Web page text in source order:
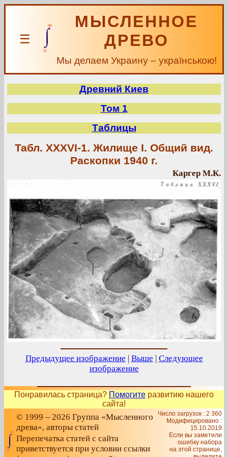
☰
МЫСЛЕННОЕ
ДРЕВО
Мы делаем Украину – українською!
Древний Киев
Том 1
Таблицы
Табл. XXXVI-1. Жилище I. Общий вид.
Раскопки 1940 г.
Каргер М.К.
Предыдущее изображение | Выше | Следующее
изображение
Понравилась страница? Помогите развитию нашего
сайта!
© 1999 – 2026 Группа «Мысленного
древа», авторы статей
Перепечатка статей с сайта
приветствуется при условии ссылки
Число загрузок : 2 360
Модифицировано :
15.10.2019
Если вы заметили
ошибку набора
на этой странице,